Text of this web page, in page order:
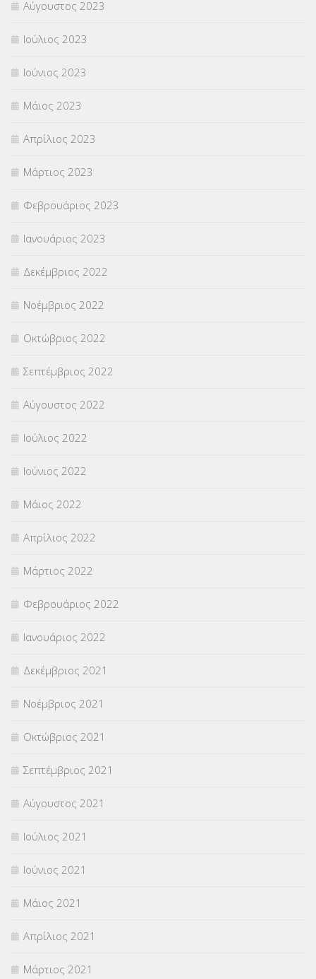
Αύγουστος 2023
Ιούλιος 2023
Ιούνιος 2023
Μάιος 2023
Απρίλιος 2023
Μάρτιος 2023
Φεβρουάριος 2023
Ιανουάριος 2023
Δεκέμβριος 2022
Νοέμβριος 2022
Οκτώβριος 2022
Σεπτέμβριος 2022
Αύγουστος 2022
Ιούλιος 2022
Ιούνιος 2022
Μάιος 2022
Απρίλιος 2022
Μάρτιος 2022
Φεβρουάριος 2022
Ιανουάριος 2022
Δεκέμβριος 2021
Νοέμβριος 2021
Οκτώβριος 2021
Σεπτέμβριος 2021
Αύγουστος 2021
Ιούλιος 2021
Ιούνιος 2021
Μάιος 2021
Απρίλιος 2021
Μάρτιος 2021